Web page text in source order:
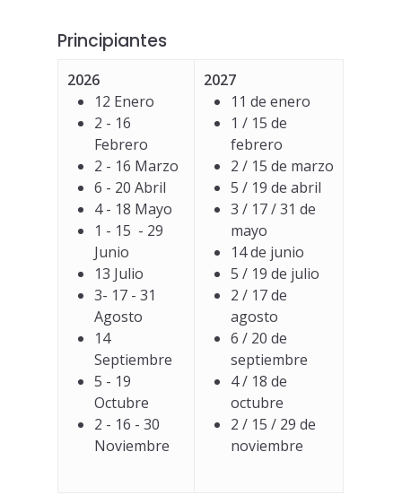
Principiantes
2026
12 Enero
2 - 16
Febrero
2 - 16 Marzo
6 - 20 Abril
4 - 18 Mayo
1 - 15 - 29
Junio
13 Julio
3- 17 - 31
Agosto
14
Septiembre
5 - 19
Octubre
2 - 16 - 30
Noviembre
2027
11 de enero
1 / 15 de
febrero
2 / 15 de marzo
5 / 19 de abril
3 / 17 / 31 de
mayo
14 de junio
5 / 19 de julio
2 / 17 de
agosto
6 / 20 de
septiembre
4 / 18 de
octubre
2 / 15 / 29 de
noviembre